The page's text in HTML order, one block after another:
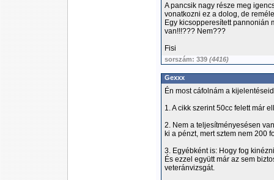
A pancsik nagy része meg
vonatkozni ez a dolog, de
Egy kicsopperesített pannonián
van!!!??? Nem???
Fisi
sorszám: 339 (4416)
Gexxx
Én most cáfolnám a
1. A cikk szerint 50cc felett már
2. Nem a teljesítményesésen
ki a pénzt, mert sztem nem 200
3. Egyébként is: Hogy fog
És ezzel együtt már az sem
veteránvizsgát.